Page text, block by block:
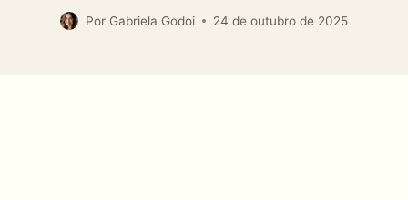
Por Gabriela Godoi 24 de outubro de 2025